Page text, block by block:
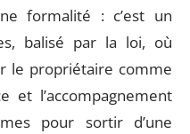
formalité : c’est un
balisé par la loi, où
le propriétaire comme
et l’accompagnement
pour sortir d’une